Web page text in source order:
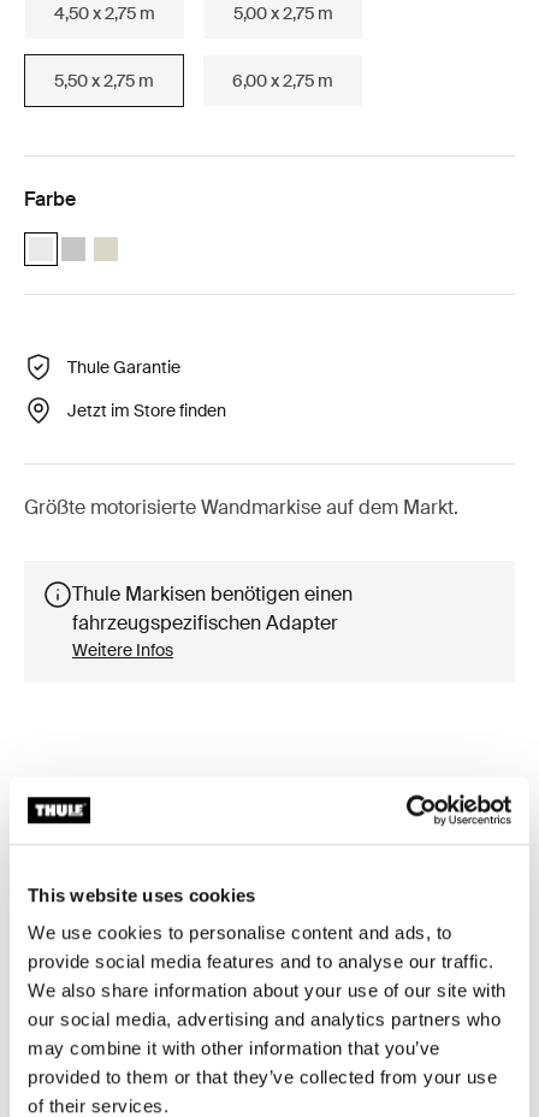
This website uses cookies
We use cookies to personalise content and ads, to
provide social media features and to analyse our traffic.
We also share information about your use of our site with
our social media, advertising and analytics partners who
may combine it with other information that you’ve
provided to them or that they’ve collected from your use
of their services.
4,50 x 2,75 m 5,00 x 2,75 m
5,50 x 2,75 m 6,00 x 2,75 m
Farbe
Thule Omnistor 8000 Motorized (5.50x2.75) Weiß (selected)
Thule Omnistor 8000 Motorized (5.50x2.75) Eloxiert
Thule Omnistor 8000 Motorized (5.50x2.75) Creme
Thule Garantie
Jetzt im Store finden
Größte motorisierte Wandmarkise auf dem Markt.
Thule Markisen benötigen einen
fahrzeugspezifischen Adapter
Weitere Infos
Zubehör für Thule Omnistor 8000